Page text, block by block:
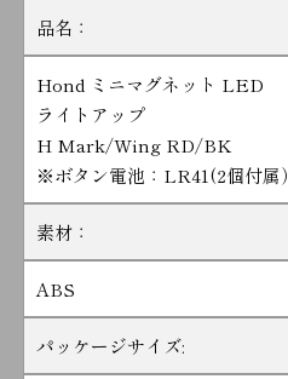
品名：
Hond ミニマグネット LED
ライトアップ
H Mark/Wing RD/BK
※ボタン電池：LR41(2個付属）
素材：
ABS
パッケージサイズ: